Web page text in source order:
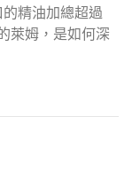
的精油加總超過
萊姆，是如何深